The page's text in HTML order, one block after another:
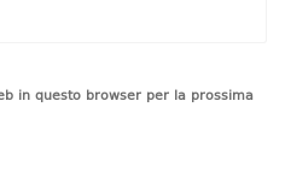
in questo browser per la prossima